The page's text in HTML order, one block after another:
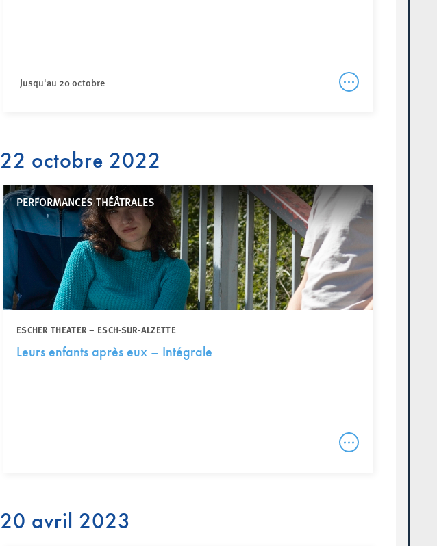
Jusqu'au 20 octobre
22 octobre 2022
PERFORMANCES THÉÂTRALES
ESCHER THEATER – ESCH-SUR-ALZETTE
Leurs enfants après eux – Intégrale
20 avril 2023